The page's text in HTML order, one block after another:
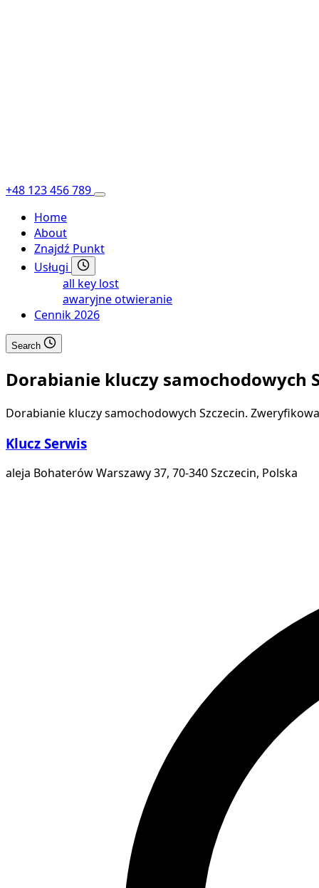
+48 123 456 789
Home
About
Znajdź Punkt
Usługi
all key lost
awaryjne otwieranie
Cennik 2026
Search
Dorabianie kluczy samochodowych
Dorabianie kluczy samochodowych Szczecin.
Klucz Serwis
aleja Bohaterów Warszawy 37, 70-340 Szczecin, Polska